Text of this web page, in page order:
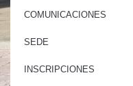
COMUNICACIONES
SEDE
INSCRIPCIONES